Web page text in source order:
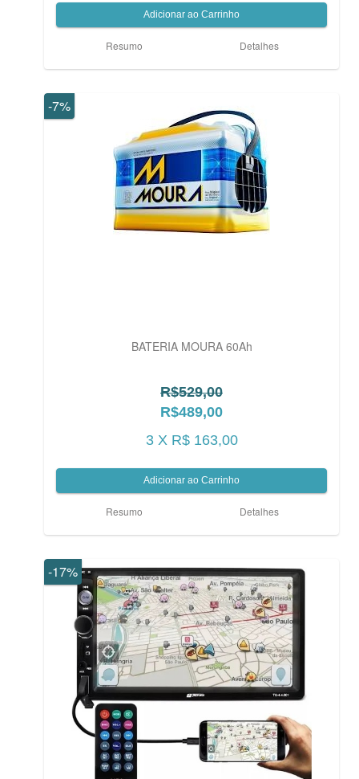
Resumo Detalhes
-7%
BATERIA MOURA 60Ah
R$529,00
R$489,00
3 X R$ 163,00
Resumo Detalhes
-17%